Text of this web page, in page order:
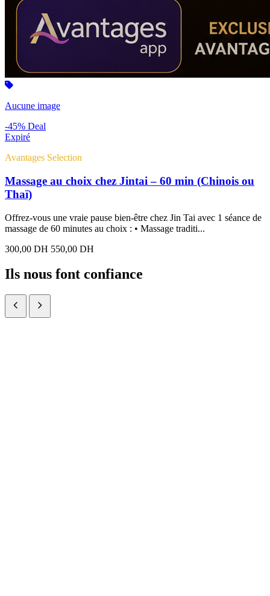
Aucune image
-45% Deal
Expiré
Avantages Selection
Massage au choix chez Jintai – 60 min (Chinois ou
Thaï)
Offrez-vous une vraie pause bien-être chez Jin Tai avec 1 séance de
massage de 60 minutes au choix : • Massage traditi...
300,00 DH 550,00 DH
Ils nous font confiance